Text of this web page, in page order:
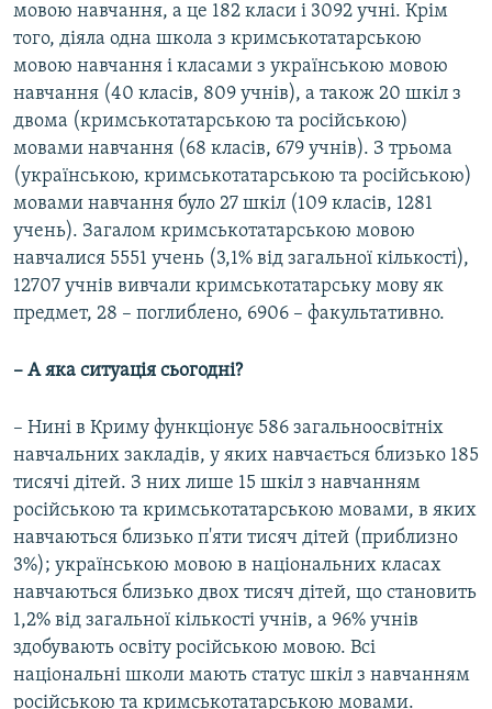
мовою навчання, а це 182 класи і 3092 учні. Крім
того, діяла одна школа з кримськотатарською
мовою навчання і класами з українською мовою
навчання (40 класів, 809 учнів), а також 20 шкіл з
двома (кримськотатарською та російською)
мовами навчання (68 класів, 679 учнів). З трьома
(українською, кримськотатарською та російською)
мовами навчання було 27 шкіл (109 класів, 1281
учень). Загалом кримськотатарською мовою
навчалися 5551 учень (3,1% від загальної кількості),
12707 учнів вивчали кримськотатарську мову як
предмет, 28 – поглиблено, 6906 – факультативно.
– А яка ситуація сьогодні?
– Нині в Криму функціонує 586 загальноосвітніх
навчальних закладів, у яких навчається близько 185
тисячі дітей. З них лише 15 шкіл з навчанням
російською та кримськотатарською мовами, в яких
навчаються близько п'яти тисяч дітей (приблизно
3%); українською мовою в національних класах
навчаються близько двох тисяч дітей, що становить
1,2% від загальної кількості учнів, а 96% учнів
здобувають освіту російською мовою. Всі
національні школи мають статус шкіл з навчанням
російською та кримськотатарською мовами.